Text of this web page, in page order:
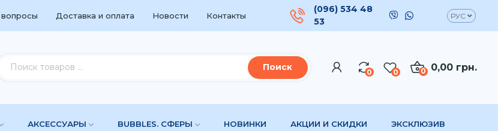
Доставка и оплата Новости Контакты
(096) 534 48
53
РУС
Поиск 0 0 0,00 грн.
0
АКСЕССУАРЫ BUBBLES. СФЕРЫ НОВИНКИ АКЦИИ И СКИДКИ ЭКСКЛЮЗИВ